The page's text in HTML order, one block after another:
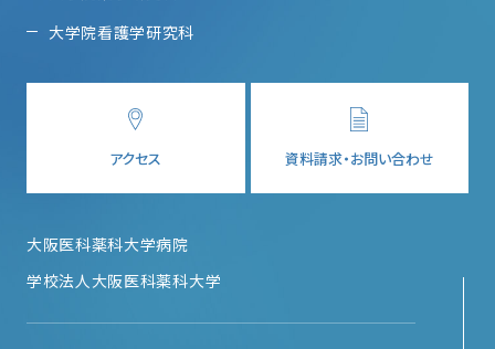
大学院看護学研究科
アクセス 資料請求・お問い合わせ
大阪医科薬科大学病院
学校法人大阪医科薬科大学